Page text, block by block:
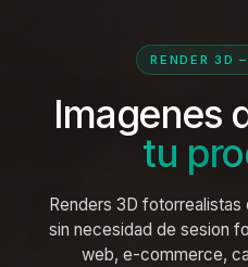
RENDER 3D
Imagenes
tu
Renders 3D
sin necesidad de sesion
web, e-commerce,